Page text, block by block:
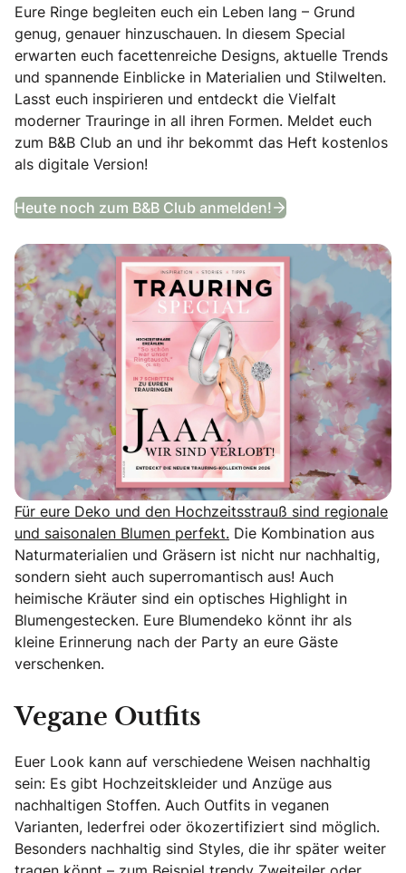
Eure Ringe begleiten euch ein Leben lang – Grund
genug, genauer hinzuschauen. In diesem Special
erwarten euch facettenreiche Designs, aktuelle Trends
und spannende Einblicke in Materialien und Stilwelten.
Lasst euch inspirieren und entdeckt die Vielfalt
moderner Trauringe in all ihren Formen. Meldet euch
zum B&B Club an und ihr bekommt das Heft kostenlos
als digitale Version!
Heute noch zum B&B Club anmelden! Trauring Special
Für eure Deko und den Hochzeitsstrauß sind regionale
und saisonalen Blumen perfekt. Die Kombination aus
Naturmaterialien und Gräsern ist nicht nur nachhaltig,
sondern sieht auch superromantisch aus! Auch
heimische Kräuter sind ein optisches Highlight in
Blumengestecken. Eure Blumendeko könnt ihr als
kleine Erinnerung nach der Party an eure Gäste
verschenken.
Vegane Outfits
Euer Look kann auf verschiedene Weisen nachhaltig
sein: Es gibt Hochzeitskleider und Anzüge aus
nachhaltigen Stoffen. Auch Outfits in veganen
Varianten, lederfrei oder ökozertifiziert sind möglich.
Besonders nachhaltig sind Styles, die ihr später weiter